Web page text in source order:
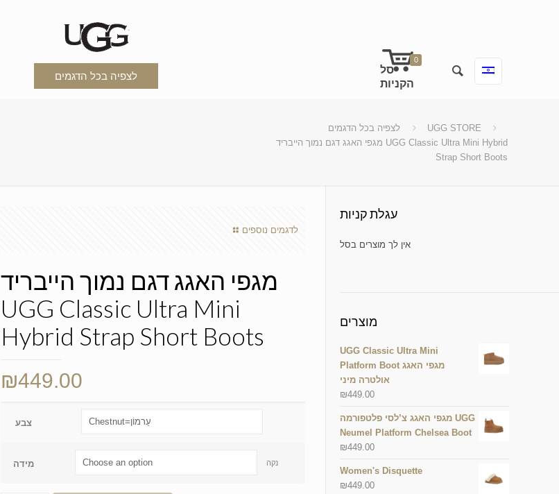
לצפיה בכל הדגמים
0
לצפיה בכל הדגמים
UGG STORE
מגפי האגג דגם נמוך הייבריד UGG Classic Ultra Mini Hybrid
Strap Short Boots
לדגמים נוספים
מגפי האגג דגם נמוך הייבריד
UGG Classic Ultra Mini
Hybrid Strap Short Boots
₪449.00
צבע
מידה נקה
עגלת קניות
מוצרים
UGG Classic Ultra Mini
Platform Boot מגפי האגג
אולטרה מיני
₪449.00
מגפי האגג צ’לסי פלטפורמה UGG
Neumel Platform Chelsea Boot
₪449.00
Women's Disquette
₪449.00